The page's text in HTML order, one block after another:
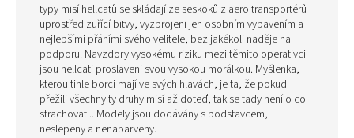
typy misí hellcatů se skládají ze seskoků z aero transportérů
uprostřed zuřící bitvy, vyzbrojeni jen osobním vybavením a
nejlepšími přáními svého velitele, bez jakékoli naděje na
podporu. Navzdory vysokému riziku mezi těmito operativci
jsou hellcati proslaveni svou vysokou morálkou. Myšlenka,
kterou tihle borci mají ve svých hlavách, je ta, že pokud
přežili všechny ty druhy misí až doteď, tak se tady není o co
strachovat... Modely jsou dodávány s podstavcem,
neslepeny a nenabarveny.